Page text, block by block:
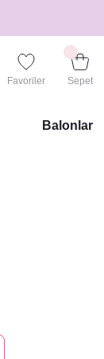
Favoriler Sepet
Balonlar